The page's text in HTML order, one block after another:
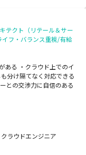
テクト（リテール＆サー
フ・バランス重視/有給
ある ・クラウド上でのイ
分け隔てなく対応できる
との交渉力に自信のある
ラウドエンジニア